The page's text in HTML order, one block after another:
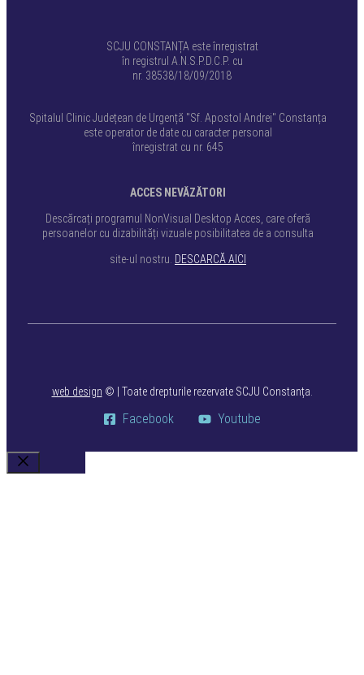
SCJU CONSTANȚA este înregistrat
în registrul A.N.S.P.D.C.P. cu
nr. 38538/18/09/2018
Spitalul Clinic Județean de Urgență "Sf. Apostol Andrei" Constanța
este operator de date cu caracter personal
înregistrat cu nr. 645
ACCES NEVĂZĂTORI
Descărcați programul NonVisual Desktop Acces, care oferă
persoanelor cu dizabilități vizuale posibilitatea de a consulta
site-ul nostru. DESCARCĂ AICI
web design © | Toate drepturile rezervate SCJU Constanța.
Facebook Youtube
Close